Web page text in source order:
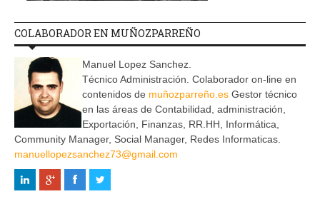
COLABORADOR EN MUÑOZPARREÑO
Manuel Lopez Sanchez.
Técnico Administración. Colaborador on-line en
contenidos de muñozparreño.es Gestor técnico
en las áreas de Contabilidad, administración,
Exportación, Finanzas, RR.HH, Informática,
Community Manager, Social Manager, Redes Informaticas.
manuellopezsanchez73@gmail.com